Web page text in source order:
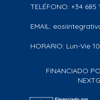
TELÉFONO: +34 685
EMAIL:
HORARIO: Lun-Vie
FINANCIADO